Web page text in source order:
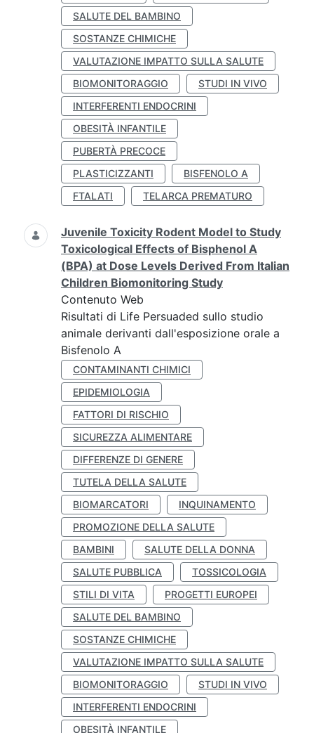
SALUTE DEL BAMBINO
SOSTANZE CHIMICHE
VALUTAZIONE IMPATTO SULLA SALUTE
BIOMONITORAGGIO
STUDI IN VIVO
INTERFERENTI ENDOCRINI
OBESITÀ INFANTILE
PUBERTÀ PRECOCE
PLASTICIZZANTI
BISFENOLO A
FTALATI
TELARCA PREMATURO
Juvenile Toxicity Rodent Model to Study
Toxicological Effects of Bisphenol A
(BPA) at Dose Levels Derived From Italian
Children Biomonitoring Study
Contenuto Web
Risultati di Life Persuaded sullo studio
animale derivanti dall'esposizione orale a
Bisfenolo A
CONTAMINANTI CHIMICI
EPIDEMIOLOGIA
FATTORI DI RISCHIO
SICUREZZA ALIMENTARE
DIFFERENZE DI GENERE
TUTELA DELLA SALUTE
BIOMARCATORI
INQUINAMENTO
PROMOZIONE DELLA SALUTE
BAMBINI
SALUTE DELLA DONNA
SALUTE PUBBLICA
TOSSICOLOGIA
STILI DI VITA
PROGETTI EUROPEI
SALUTE DEL BAMBINO
SOSTANZE CHIMICHE
VALUTAZIONE IMPATTO SULLA SALUTE
BIOMONITORAGGIO
STUDI IN VIVO
INTERFERENTI ENDOCRINI
OBESITÀ INFANTILE